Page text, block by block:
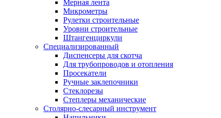
Мерная лента
Микрометры
Рулетки строительные
Уровни строительные
Штангенциркули
Специализированный
Диспенсеры для скотча
Для трубопроводов и отопления
Просекатели
Ручные заклепочники
Стеклорезы
Степлеры механические
Столярно-слесарный инструмент